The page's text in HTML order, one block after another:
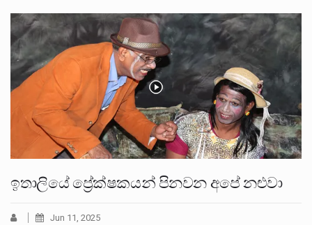
ඉතාලියේ ප්‍රේක්ෂකයන් පිනවන අපේ නළුවා
Jun 11, 2025